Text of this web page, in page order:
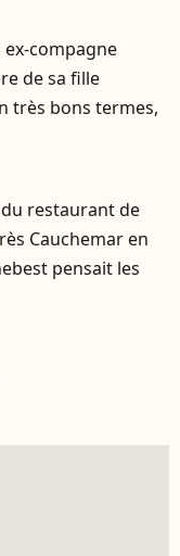
compagne
de sa fille
très bons termes,
restaurant de
Cauchemar en
pensait les